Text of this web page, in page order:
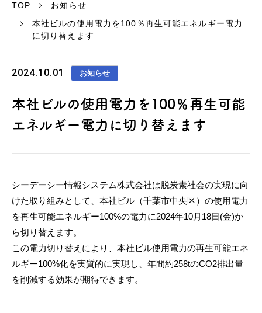
TOP
お知らせ
本社ビルの使用電力を100％再生可能エネルギー電力
に切り替えます
2024.10.01 お知らせ
本社ビルの使用電力を100％再生可能
エネルギー電力に切り替えます
シーデーシー情報システム株式会社は脱炭素社会の実現に向
けた取り組みとして、本社ビル（千葉市中央区）の使用電力
を再生可能エネルギー100%の電力に2024年10月18日(金)か
ら切り替えます。
この電力切り替えにより、本社ビル使用電力の再生可能エネ
ルギー100%化を実質的に実現し、年間約258tのCO2排出量
を削減する効果が期待できます。